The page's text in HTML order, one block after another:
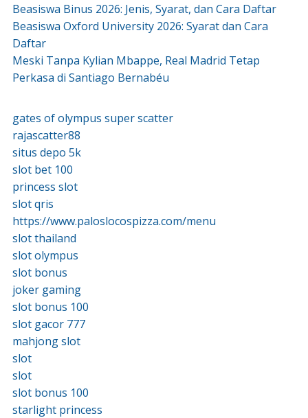
Beasiswa Binus 2026: Jenis, Syarat, dan Cara Daftar
Beasiswa Oxford University 2026: Syarat dan Cara
Daftar
Meski Tanpa Kylian Mbappe, Real Madrid Tetap
Perkasa di Santiago Bernabéu
gates of olympus super scatter
rajascatter88
situs depo 5k
slot bet 100
princess slot
slot qris
https://www.paloslocospizza.com/menu
slot thailand
slot olympus
slot bonus
joker gaming
slot bonus 100
slot gacor 777
mahjong slot
slot
slot
slot bonus 100
starlight princess